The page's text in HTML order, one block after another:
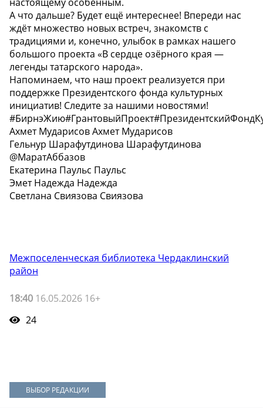
А что дальше? Будет ещё интереснее! Впереди нас
ждёт множество новых встреч, знакомств с
традициями и, конечно, улыбок в рамках нашего
большого проекта «В сердце озёрного края —
легенды татарского народа».
Напоминаем, что наш проект реализуется при
поддержке Президентского фонда культурных
инициатив! Следите за нашими новостями!
Ахмет Мударисов Ахмет Мударисов
Гельнур Шарафутдинова Шарафутдинова
@МаратАббазов
Екатерина Паульс Паульс
Эмет Надежда Надежда
Светлана Свиязова Свиязова
Межпоселенческая библиотека Чердаклинский
район
18:40 16.05.2026 16+
24
ВЫБОР РЕДАКЦИИ